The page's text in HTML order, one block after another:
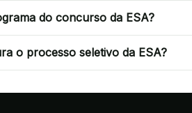
do concurso da ESA?
o processo seletivo da ESA?